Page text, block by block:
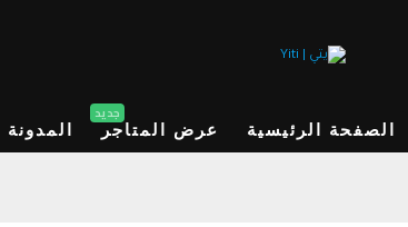
الصفحة الرئيسية عرض المتاجر
جديد
المدونة